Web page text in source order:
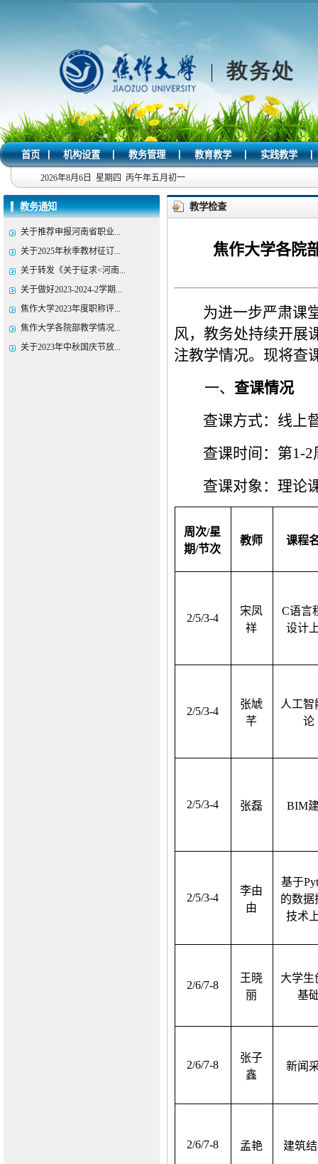
首页 | 机构设置 | 教务管理 | 教育教学 | 实践教学 |
2026年8月6日 星期四 丙午年五月初一
教务通知
关于推荐申报河南省职业...
关于2025年秋季教材征订...
关于转发《关于征求<河南...
关于做好2023-2024-2学期...
焦作大学2023年度职称评...
焦作大学各院部教学情况...
关于2023年中秋国庆节放...
教学检查
焦作大学各院
为进一步严肃课
风，教务处持续开展
注教学情况。现将查
一、查课情况
查课方式：线上
查课时间：第1-2
查课对象：理论
周次/星
期/节次
教师 课程
2/5/3-4
宋凤
祥
C语言
设计
2/5/3-4
张虓
芊
人工智
论
2/5/3-4 张磊 BIM
2/5/3-4
李由
由
基于
的数据
技术
2/6/7-8
王晓
丽
大学生
基
2/6/7-8
张子
鑫
新闻
2/6/7-8 孟艳 建筑